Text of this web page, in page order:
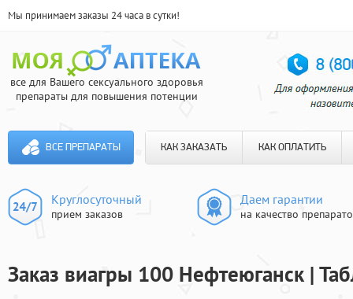
Мы принимаем заказы 24 часа в сутки!
все для Вашего сексуального здоровья
препараты для повышения потенции
ВСЕ ПРЕПАРАТЫ КАК ЗАКАЗАТЬ КАК ОПЛАТИТЬ
Круглосуточный
прием заказов
Даем гарантии
на качество
Заказ виагры 100 Нефтеюганск |